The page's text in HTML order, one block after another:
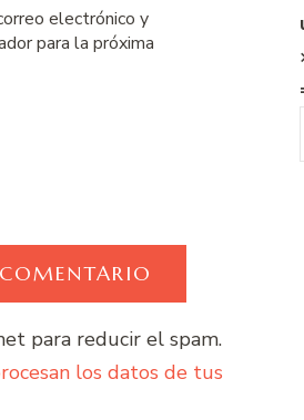
electrónico y
para la próxima
para reducir el spam.
los datos de tus